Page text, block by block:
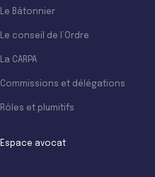
Le Bâtonnier
Le conseil de l’Ordre
La CARPA
Commissions et délégations
Rôles et plumitifs
Espace avocat